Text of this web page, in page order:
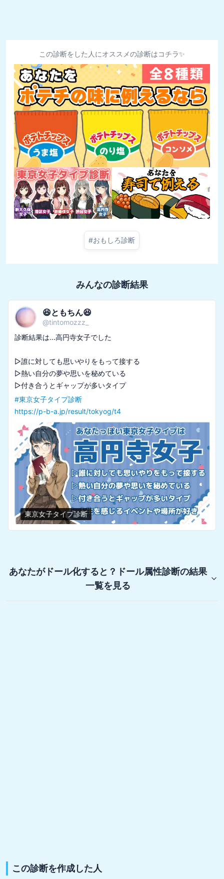
この診断をした人にオススメの診断はコチラ✨
#おもしろ診断
みんなの診断結果
😆ともちん😆
@tintomozzz_
診断結果は...高円寺女子でした
▷誰に対しても思いやりをもって接する
▷熱い自分の夢や思いを秘めている
▷付き合うとギャップが多いタイプ
#東京女子タイプ診断
https://p-b-a.jp/result/tokyog/t4
東京女子タイプ診断
あなたがドール化すると？ドール属性診断の結果
一覧を見る
この診断を作成した人